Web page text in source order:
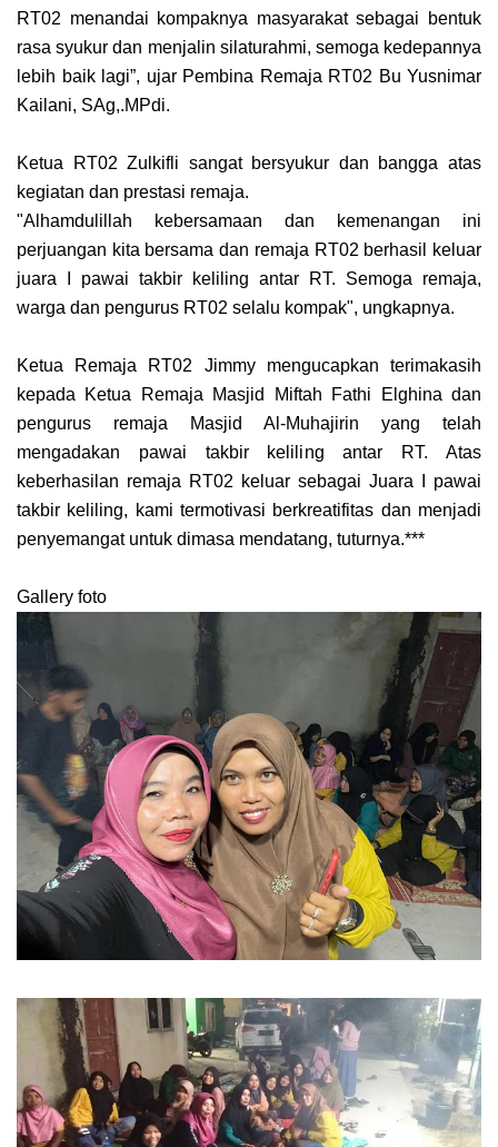
RT02 menandai kompaknya masyarakat sebagai bentuk
rasa syukur dan menjalin silaturahmi, semoga kedepannya
lebih baik lagi”, ujar Pembina Remaja RT02 Bu Yusnimar
Kailani, SAg,.MPdi.
Ketua RT02 Zulkifli sangat bersyukur dan bangga atas
kegiatan dan prestasi remaja.
"Alhamdulillah kebersamaan dan kemenangan ini
perjuangan kita bersama dan remaja RT02 berhasil keluar
juara I pawai takbir keliling antar RT. Semoga remaja,
warga dan pengurus RT02 selalu kompak", ungkapnya.
Ketua Remaja RT02 Jimmy mengucapkan terimakasih
kepada Ketua Remaja Masjid Miftah Fathi Elghina dan
pengurus remaja Masjid Al-Muhajirin yang telah
mengadakan pawai takbir keliling antar RT. Atas
keberhasilan remaja RT02 keluar sebagai Juara I pawai
takbir keliling, kami termotivasi berkreatifitas dan menjadi
penyemangat untuk dimasa mendatang, tuturnya.***
Gallery foto